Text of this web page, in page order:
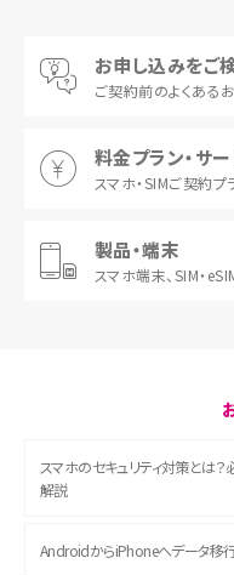
お申し込みをご
ご契約前のよくある
料金プラン・サ
スマホ・SIMご契約プ
製品・端末
スマホ端末、 SIM・
スマホのセキュリティ対策とは
解説
AndroidからiPhoneへデータ移